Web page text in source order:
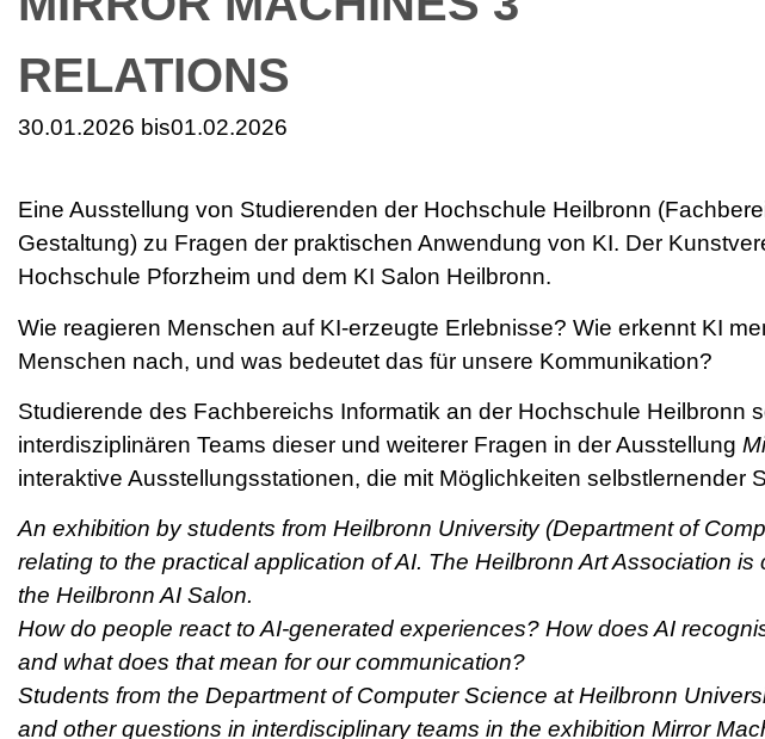
RELATIONS
30.01.2026 bis01.02.2026
Eine Ausstellung von Studierenden der Hochschule Heilbronn
Gestaltung) zu Fragen der praktischen Anwendung von KI. Der
Hochschule Pforzheim und dem KI Salon Heilbronn.
Wie reagieren Menschen auf KI-erzeugte Erlebnisse? Wie erkennt KI
Menschen nach, und was bedeutet das für unsere Kommunikation?
Studierende des Fachbereichs Informatik an der Hochschule
interdisziplinären Teams dieser und weiterer Fragen in der Ausstellung
interaktive Ausstellungsstationen, die mit Möglichkeiten
An exhibition by students from Heilbronn University (Department of
relating to the practical application of AI. The Heilbronn Art Association
the Heilbronn AI Salon.
How do people react to AI-generated experiences? How does AI
and what does that mean for our communication?
Students from the Department of Computer Science at Heilbronn
and other questions in interdisciplinary teams in the exhibition Mirror